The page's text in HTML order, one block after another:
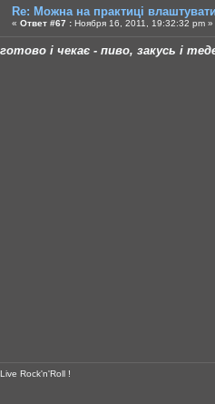
Re: Можна на практиці
« Ответ #67 : Ноября 16, 2011, 19:32:32 pm »
і чекає - пиво, закусь і
Rock'n'Roll !